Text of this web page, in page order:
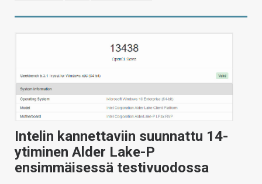
Intelin kannettaviin suunnattu 14-
ytiminen Alder Lake-P
ensimmäisessä testivuodossa